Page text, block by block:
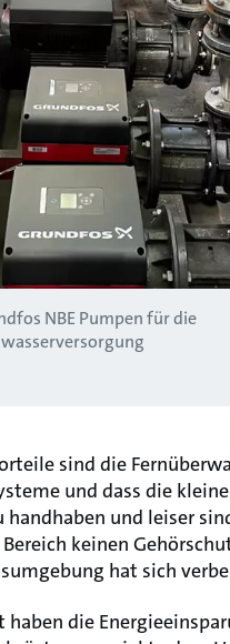
NBE Pumpen für die
sind die
und dass die
handhaben und leiser
keinen
hat sich
haben die